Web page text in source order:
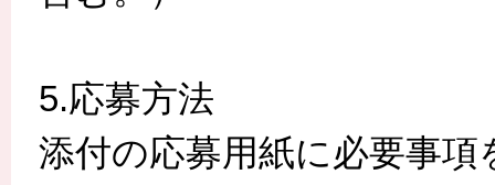
5.応募方法
添付の応募用紙に必要事